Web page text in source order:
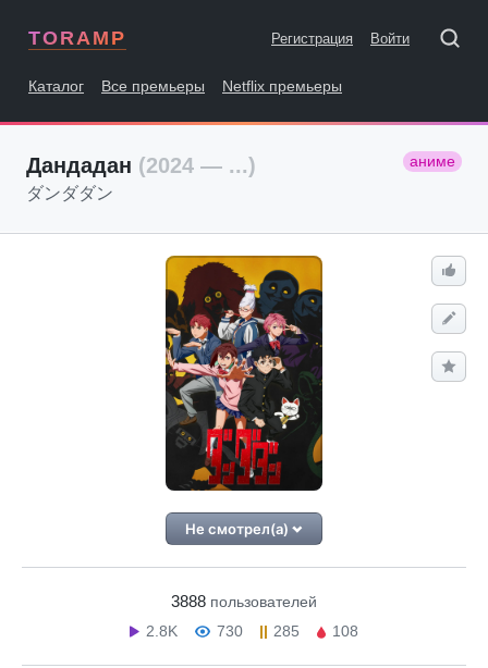
TORAMP Регистрация Войти
Каталог Все премьеры Netflix премьеры
Дандадан (2024 — ...) аниме
ダンダダン
Не смотрел(а)
3888 пользователей
2.8K
730 285 108